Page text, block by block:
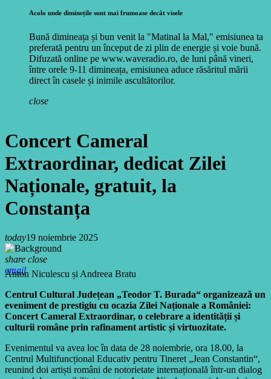
Acolo unde diminețile sunt mai frumoase decât visele
Bună dimineața și bun venit la "Matinal la Mal," emisiunea ta
preferată pentru un început de zi plin de energie și voie bună.
Difuzată online pe www.waveradio.ro, de luni până vineri,
între orele 9-11 dimineața, emisiunea aduce răsăritul mării
direct în casele și inimile ascultătorilor.
close
Concert Cameral
Extraordinar, dedicat Zilei
Naționale, gratuit, la
Constanța
today19 noiembrie 2025
share close
email
Anton Niculescu și Andreea Bratu
Centrul Cultural Județean „Teodor T. Burada“ organizează un
eveniment de prestigiu cu ocazia Zilei Naționale a României:
Concert Cameral Extraordinar, o celebrare a identității și
culturii române prin rafinament artistic și virtuozitate.
Evenimentul va avea loc în data de 28 noiembrie, ora 18.00, la
Centrul Multifuncțional Educativ pentru Tineret „Jean Constantin“,
reunind doi artiști români de notorietate internațională într-un dialog